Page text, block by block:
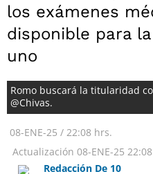
los exámenes
disponible para
uno
Romo buscará la titularidad
@Chivas.
08-ENE-25 / 22:08 hrs.
Actualización 08-ENE-25
Redacción De 10